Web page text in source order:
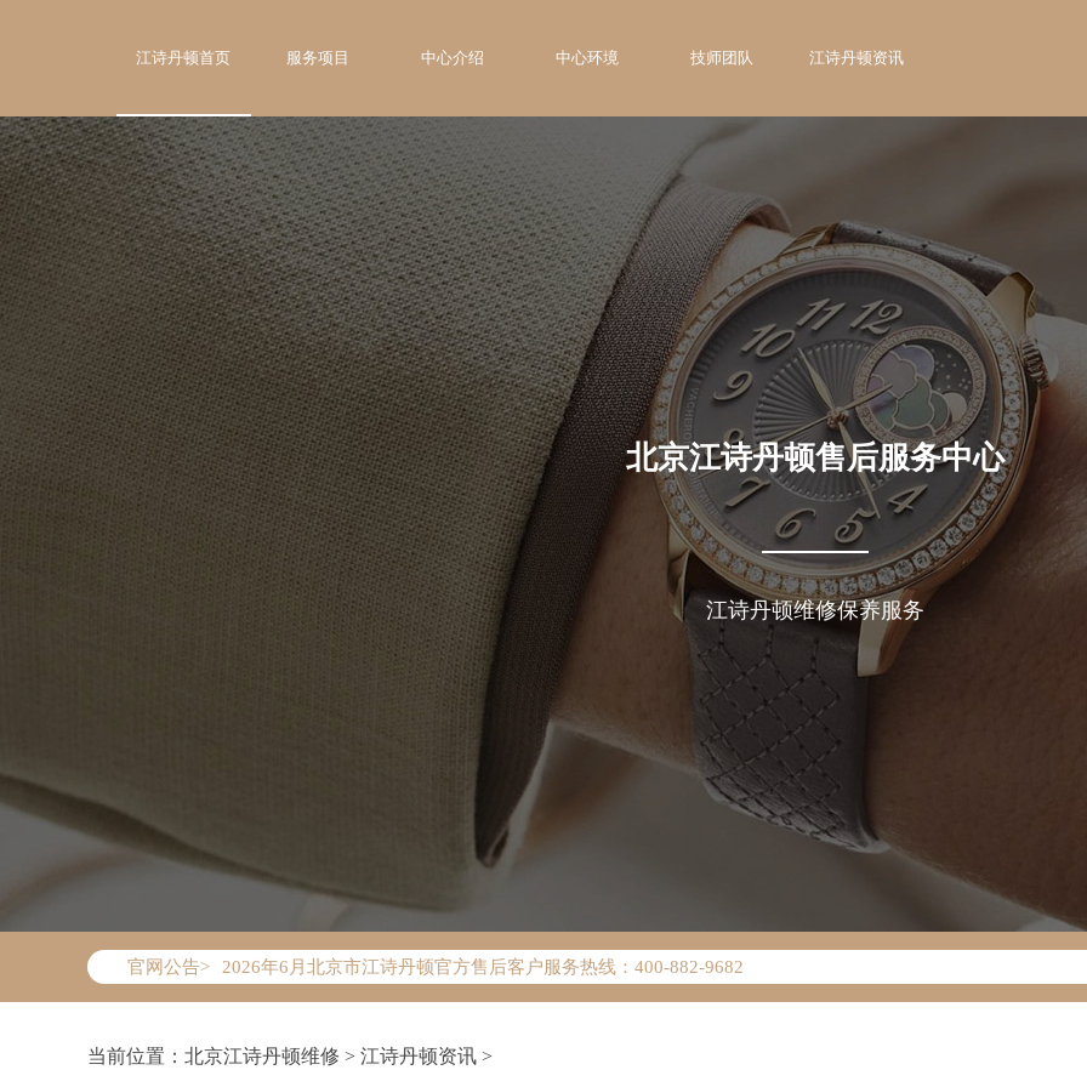
江诗丹顿首页 服务项目 中心介绍 中心环境 技师团队 江诗丹顿资讯
北京江诗丹顿售后服务中心
江诗丹顿维修保养服务
官网公告>
2026年6月江诗丹顿北京市售后服务网络优化升级公告
2026年6月北京市江诗丹顿官方售后客户服务热线：400-882-9682
2026年6月江诗丹顿售后服务中心最新网点地址：
北京市东城区东长安街1号东方广场写字楼W3座6层602室（需提前预约）
北京市朝阳区建国门外大街甲6号华熙国际中心D座11层1102室江诗丹顿售后服务中心（需提前预约）
当前位置： 北京江诗丹顿维修 > 江诗丹顿资讯 >